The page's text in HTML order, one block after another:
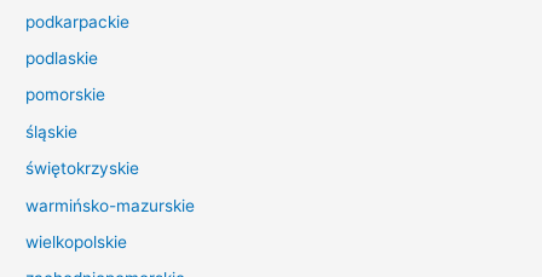
podkarpackie
podlaskie
pomorskie
śląskie
świętokrzyskie
warmińsko-mazurskie
wielkopolskie